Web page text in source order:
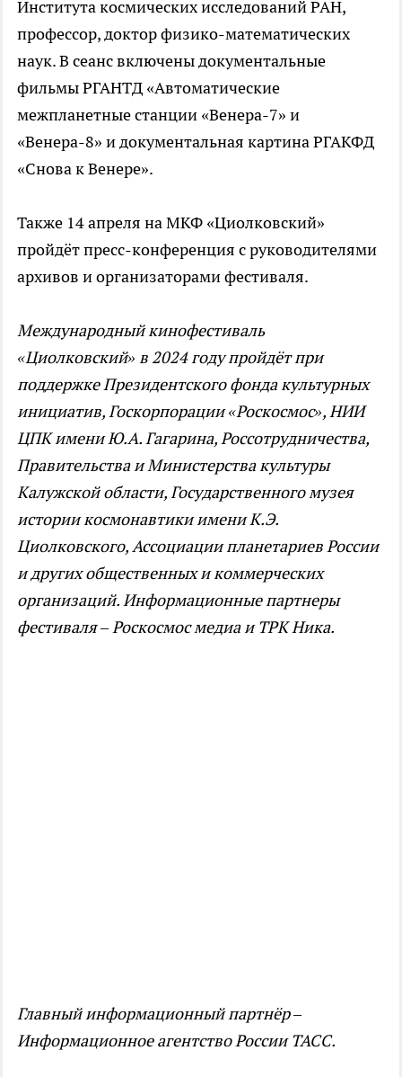
Института космических исследований РАН,
профессор, доктор физико-математических
наук. В сеанс включены документальные
фильмы РГАНТД «Автоматические
межпланетные станции «Венера-7» и
«Венера-8» и документальная картина РГАКФД
«Снова к Венере».
Также 14 апреля на МКФ «Циолковский»
пройдёт пресс-конференция с руководителями
архивов и организаторами фестиваля.
Международный кинофестиваль
«Циолковский» в 2024 году пройдёт при
поддержке Президентского фонда культурных
инициатив, Госкорпорации «Роскосмос», НИИ
ЦПК имени Ю.А. Гагарина, Россотрудничества,
Правительства и Министерства культуры
Калужской области, Государственного музея
истории космонавтики имени К.Э.
Циолковского, Ассоциации планетариев России
и других общественных и коммерческих
организаций. Информационные партнеры
фестиваля – Роскосмос медиа и ТРК Ника.
Главный информационный партнёр –
Информационное агентство России ТАСС.